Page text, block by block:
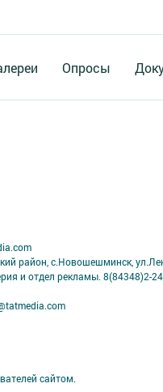
Опросы
район, с.Новошешминск,
и отдел рекламы. 8(84348)2-
сайтом.